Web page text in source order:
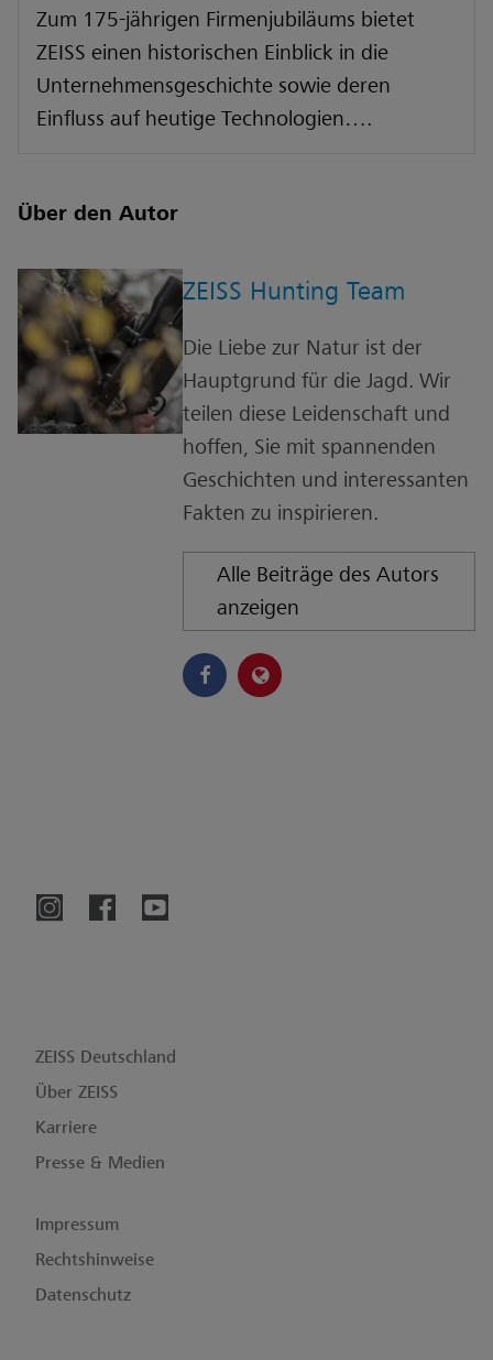
Zum 175-jährigen Firmenjubiläums bietet
ZEISS einen historischen Einblick in die
Unternehmensgeschichte sowie deren
Einfluss auf heutige Technologien….
Über den Autor
ZEISS Hunting Team
Die Liebe zur Natur ist der
Hauptgrund für die Jagd. Wir
teilen diese Leidenschaft und
hoffen, Sie mit spannenden
Geschichten und interessanten
Fakten zu inspirieren.
Alle Beiträge des Autors
anzeigen
ZEISS Deutschland
Über ZEISS
Karriere
Presse & Medien
Impressum
Rechtshinweise
Datenschutz